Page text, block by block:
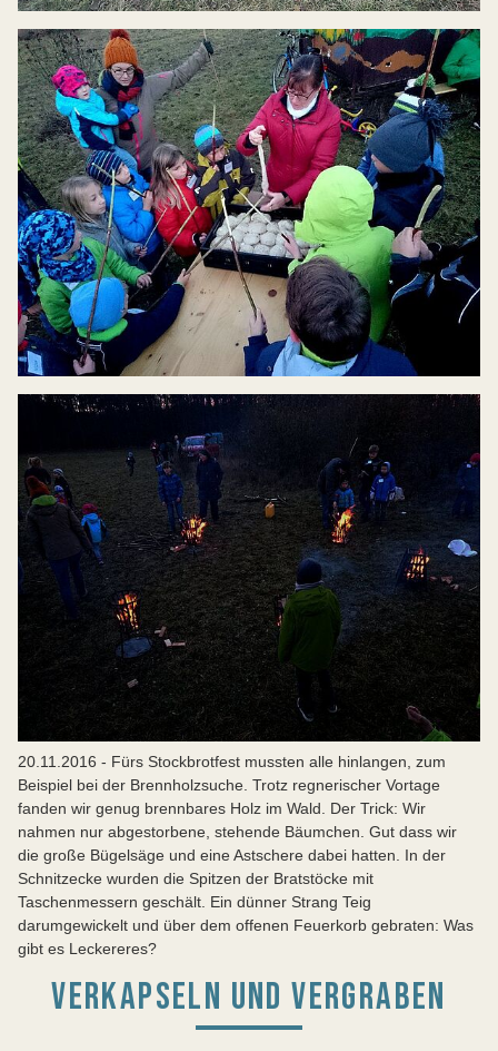
20.11.2016 - Fürs Stockbrotfest mussten alle hinlangen, zum
Beispiel bei der Brennholzsuche. Trotz regnerischer Vortage
fanden wir genug brennbares Holz im Wald. Der Trick: Wir
nahmen nur abgestorbene, stehende Bäumchen. Gut dass wir
die große Bügelsäge und eine Astschere dabei hatten. In der
Schnitzecke wurden die Spitzen der Bratstöcke mit
Taschenmessern geschält. Ein dünner Strang Teig
darumgewickelt und über dem offenen Feuerkorb gebraten: Was
gibt es Leckereres?
VERKAPSELN UND VERGRABEN